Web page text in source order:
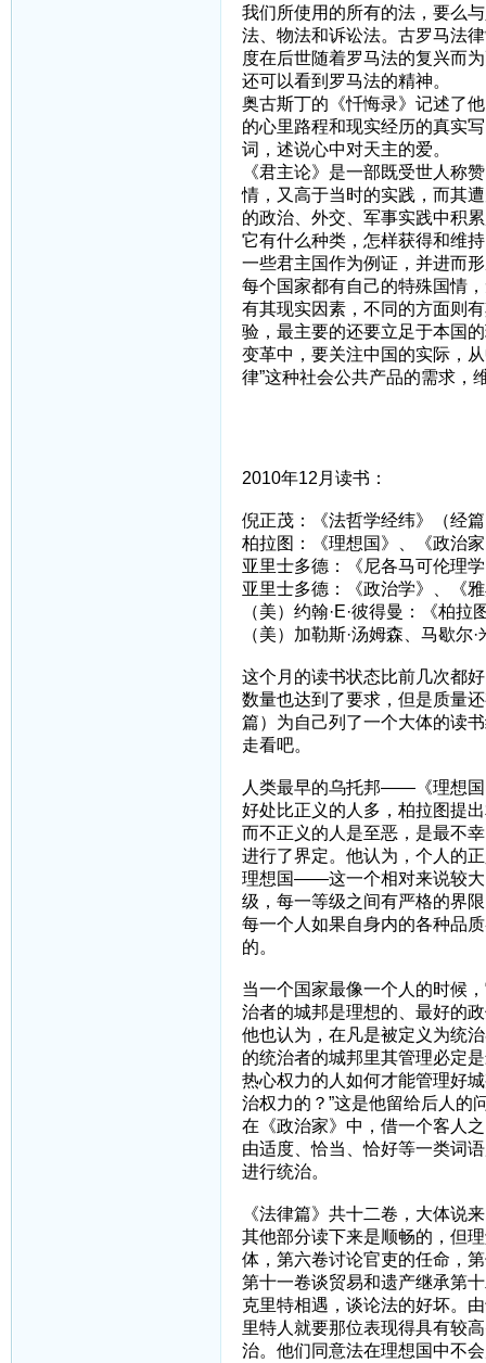
我们所使用的所有的法，要么
法、物法和诉讼法。古罗马法
度在后世随着罗马法的复兴而
还可以看到罗马法的精神。
奥古斯丁的《忏悔录》记述了
的心里路程和现实经历的真实
词，述说心中对天主的爱。
《君主论》是一部既受世人称
情，又高于当时的实践，而其
的政治、外交、军事实践中积
它有什么种类，怎样获得和维
一些君主国作为例证，并进而
每个国家都有自己的特殊国情
有其现实因素，不同的方面则
验，最主要的还要立足于本国
变革中，要关注中国的实际，
律”这种社会公共产品的需求，
2010年12月读书：
倪正茂：《法哲学经纬》（经
柏拉图：《理想国》、《政治
亚里士多德：《尼各马可伦理
亚里士多德：《政治学》、《
（美）约翰·E·彼得曼：《柏拉
（美）加勒斯·汤姆森、马歇尔
这个月的读书状态比前几次都
数量也达到了要求，但是质量
篇）为自己列了一个大体的读
走看吧。
人类最早的乌托邦——《理想国
好处比正义的人多，柏拉图提
而不正义的人是至恶，是最不
进行了界定。他认为，个人的
理想国——这一个相对来说较大
级，每一等级之间有严格的界
每一个人如果自身内的各种品
的。
当一个国家最像一个人的时候
治者的城邦是理想的、最好的
他也认为，在凡是被定义为统
的统治者的城邦里其管理必定
热心权力的人如何才能管理好
治权力的？”这是他留给后人的
在《政治家》中，借一个客人
由适度、恰当、恰好等一类词
进行统治。
《法律篇》共十二卷，大体说
其他部分读下来是顺畅的，但
体，第六卷讨论官吏的任命，
第十一卷谈贸易和遗产继承第
克里特相遇，谈论法的好坏。
里特人就要那位表现得具有较
治。他们同意法在理想国中不